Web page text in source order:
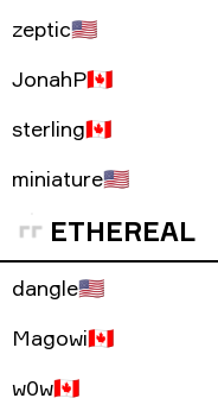
zeptic🇺🇸
JonahP🇨🇦
sterling🇨🇦
miniature🇺🇸
ETHEREAL
dangle🇺🇸
Magowi🇨🇦
w0w🇨🇦